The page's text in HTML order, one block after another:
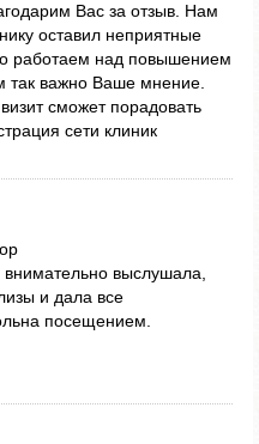
Вас за отзыв. Нам
оставил неприятные
работаем над повышением
так важно Ваше мнение.
сможет порадовать
сети клиник
выслушала,
и дала все
посещением.